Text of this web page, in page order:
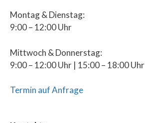
Montag & Dienstag:
9:00 – 12:00 Uhr
Mittwoch & Donnerstag:
9:00 – 12:00 Uhr | 15:00 – 18:00 Uhr
Termin auf Anfrage